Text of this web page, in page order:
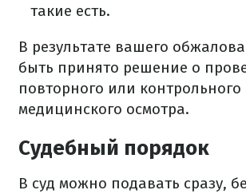
такие есть.
В результате вашего
быть принято решение о
повторного или контрольного
медицинского осмотра.
Судебный порядок
В суд можно подавать сразу,